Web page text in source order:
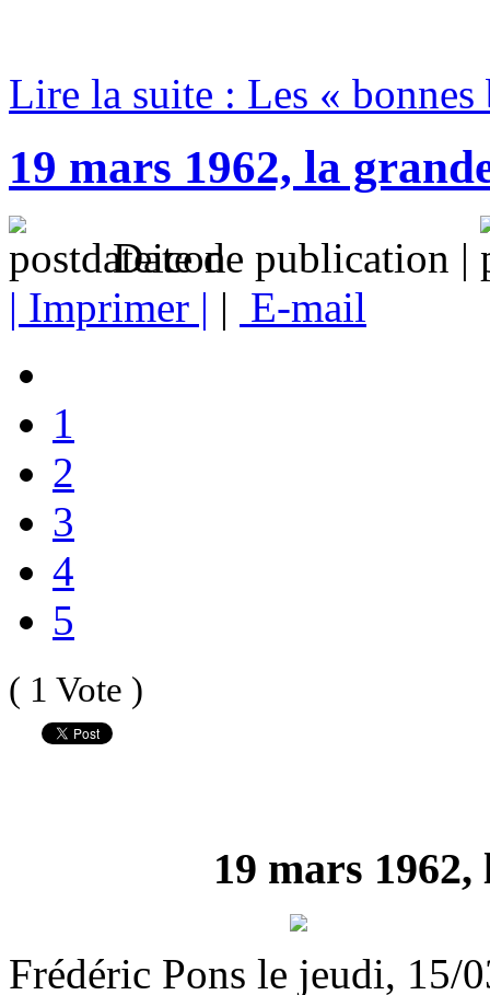
Lire la suite : Les «
19 mars 1962, la
Date de publication |
| Imprimer | | E-mail
1
2
3
4
5
( 1 Vote )
19 mars
Frédéric Pons le jeudi, 15/